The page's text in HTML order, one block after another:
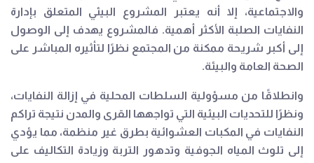
والاجتماعية، إلا أنه يعتبر المشروع البيئي المتعلق بإدارة
النفايات الصلبة الأكثر أهمية. فالمشروع يهدف إلى الوصول
إلى أكبر شريحة ممكنة من المجتمع نظرًا لتأثيره المباشر على
الصحة العامة والبيئة.
وانطلاقًا من مسؤولية السلطات المحلية في إزالة النفايات،
ونظرًا للتحديات البيئية التي تواجهها القرى والمدن نتيجة تراكم
النفايات في المكبات العشوائية بطرق غير منظمة، مما يؤدي
إلى تلوث المياه الجوفية وتدهور التربة وزيادة التكاليف على